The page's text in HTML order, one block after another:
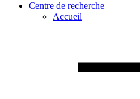
Centre de recherche
Accueil